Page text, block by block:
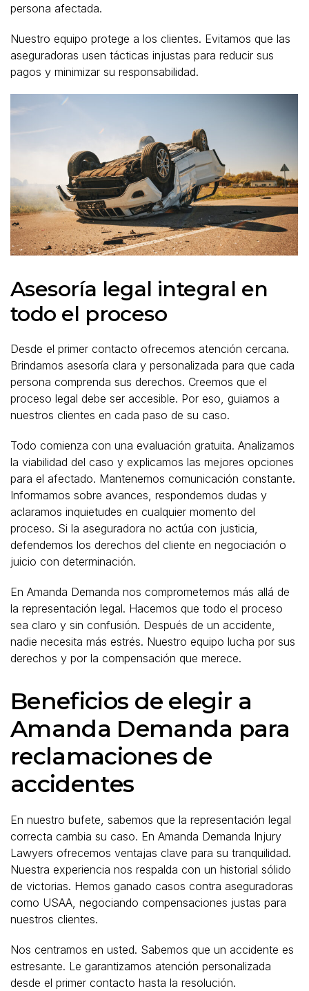
persona afectada.
Nuestro equipo protege a los clientes. Evitamos que las
aseguradoras usen tácticas injustas para reducir sus
pagos y minimizar su responsabilidad.
Asesoría legal integral en
todo el proceso
Desde el primer contacto ofrecemos atención cercana.
Brindamos asesoría clara y personalizada para que cada
persona comprenda sus derechos. Creemos que el
proceso legal debe ser accesible. Por eso, guiamos a
nuestros clientes en cada paso de su caso.
Todo comienza con una evaluación gratuita. Analizamos
la viabilidad del caso y explicamos las mejores opciones
para el afectado. Mantenemos comunicación constante.
Informamos sobre avances, respondemos dudas y
aclaramos inquietudes en cualquier momento del
proceso. Si la aseguradora no actúa con justicia,
defendemos los derechos del cliente en negociación o
juicio con determinación.
En Amanda Demanda nos comprometemos más allá de
la representación legal. Hacemos que todo el proceso
sea claro y sin confusión. Después de un accidente,
nadie necesita más estrés. Nuestro equipo lucha por sus
derechos y por la compensación que merece.
Beneficios de elegir a
Amanda Demanda para
reclamaciones de
accidentes
En nuestro bufete, sabemos que la representación legal
correcta cambia su caso. En Amanda Demanda Injury
Lawyers ofrecemos ventajas clave para su tranquilidad.
Nuestra experiencia nos respalda con un historial sólido
de victorias. Hemos ganado casos contra aseguradoras
como USAA, negociando compensaciones justas para
nuestros clientes.
Nos centramos en usted. Sabemos que un accidente es
estresante. Le garantizamos atención personalizada
desde el primer contacto hasta la resolución.